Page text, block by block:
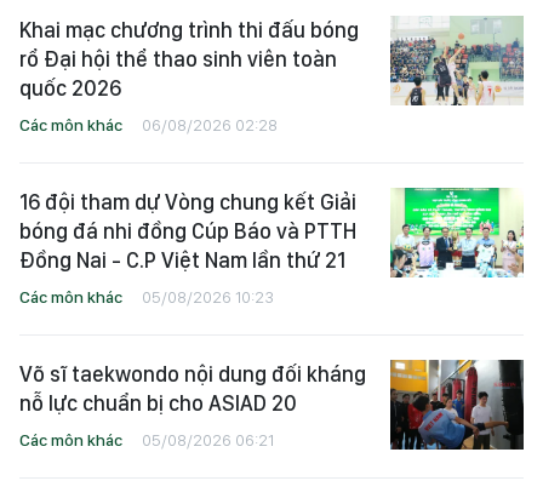
Khai mạc chương trình thi đấu bóng
rổ Đại hội thể thao sinh viên toàn
quốc 2026
Các môn khác 06/08/2026 02:28
16 đội tham dự Vòng chung kết Giải
bóng đá nhi đồng Cúp Báo và PTTH
Đồng Nai - C.P Việt Nam lần thứ 21
Các môn khác 05/08/2026 10:23
Võ sĩ taekwondo nội dung đối kháng
nỗ lực chuẩn bị cho ASIAD 20
Các môn khác 05/08/2026 06:21